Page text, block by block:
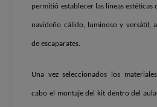
permitió establecer las líneas
navideño cálido, luminoso y versátil,
de escaparates.
Una vez seleccionados los
cabo el montaje del kit dentro del